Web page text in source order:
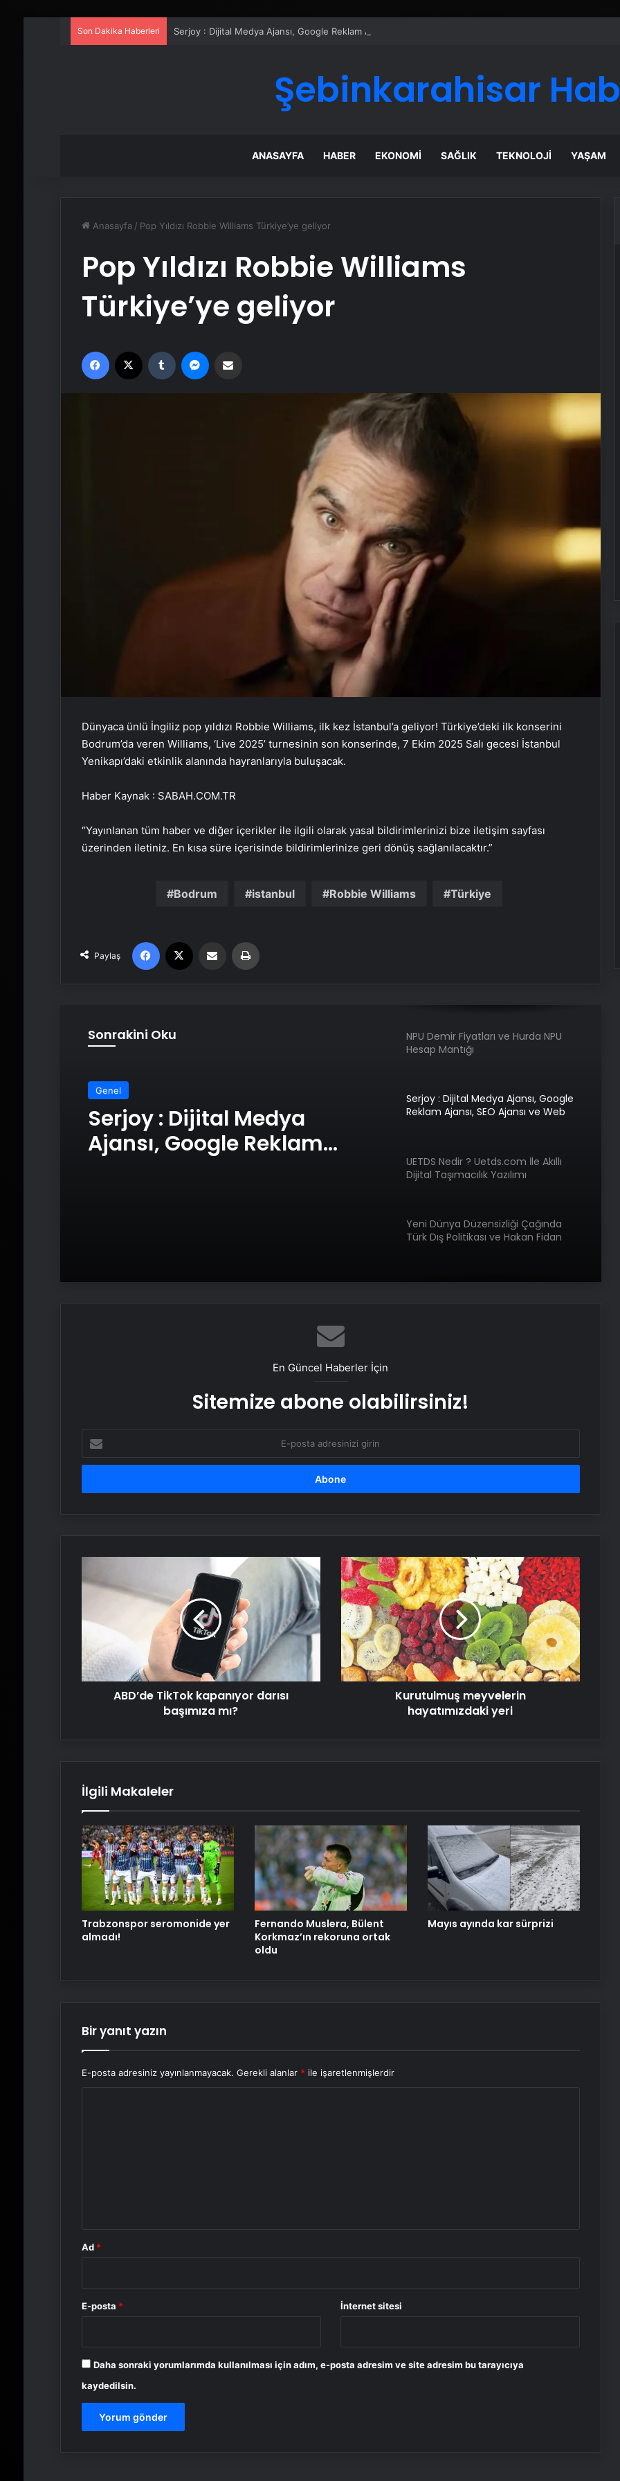
Son Dakika Haberleri Serjoy : Dijital Medya Ajansı, Google Reklam Ajansı, SEO Ajansı ve Web Tasarım Ajansı
Şebinkarahisar
ANASAYFA HABER EKONOMI SAĞLIK TEKNOLOJI YAŞAM
Anasayfa / Pop Yıldızı Robbie Williams Türkiye’ye geliyor
Pop Yıldızı Robbie Williams
Türkiye’ye geliyor
Facebook Tumblr
Dünyaca ünlü İngiliz pop yıldızı Robbie Williams, ilk kez İstanbul’a geliyor! Türkiye’deki ilk konserini
Bodrum’da veren Williams, ‘Live 2025’ turnesinin son konserinde, 7 Ekim 2025 Salı gecesi İstanbul
Yenikapı’daki etkinlik alanında hayranlarıyla buluşacak.
Haber Kaynak : SABAH.COM.TR
“Yayınlanan tüm haber ve diğer içerikler ile ilgili olarak yasal bildirimlerinizi bize iletişim sayfası
üzerinden iletiniz. En kısa süre içerisinde bildirimlerinize geri dönüş sağlanılacaktır.”
Bodrum istanbul Robbie Williams Türkiye
Paylaş
Facebook Email'den paylaş
Sonrakini Oku
Genel
Serjoy : Dijital Medya
Ajansı, Google Reklam
Doğal Güzelliğin Bilimi: Cilt, Saç ve
Kirpiklerde Etkili Sonuçlar
Cumhurbaşkanı Erdoğan,
NPU Demir Fiyatları ve Hurda NPU
Hesap Mantığı
Serjoy : Dijital Medya Ajansı, Google
Reklam Ajansı, SEO Ajansı ve Web
UETDS Nedir ? Uetds.com İle Akıllı
Dijital Taşımacılık Yazılımı
Yeni Dünya Düzensizliği Çağında
Türk Dış Politikası ve Hakan Fidan
Datahost İle Güvenilir Sunucu
Kupa zaferinin oyuncusu Victor
Osimhen oldu
NPU Demir Fiyatları ve Hurda NPU
Hesap Mantığı
Yeni Dünya Düzensizliği Çağında
Türk Dış Politikası ve Hakan Fidan
Faktörü
Savunma Sanayinde Güncel, Doğru
ve Teknik Haberler
En Güncel Haberler İçin
Sitemize abone olabilirsiniz!
posta
adresinizi
kapanıyor
başımıza
ABD’de TikTok kapanıyor darısı
başımıza mı?
Kurutulmuş
meyvelerin
hayatımızdaki
yeri
Kurutulmuş meyvelerin
hayatımızdaki yeri
İlgili Makaleler
Trabzonspor seromonide yer
almadı!
Fernando Muslera, Bülent
Korkmaz’ın rekoruna ortak
oldu
Mayıs ayında kar sürprizi
Bir yanıt yazın
E-posta adresiniz yayınlanmayacak. Gerekli alanlar * ile işaretlenmişlerdir
Ad *
E-posta * İnternet sitesi
Daha sonraki yorumlarımda kullanılması için adım, e-posta adresim ve site adresim bu tarayıcıya
kaydedilsin.